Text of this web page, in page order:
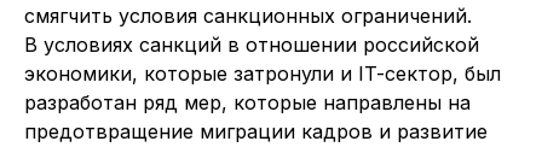
смягчить условия санкционных ограничений.
В условиях санкций в отношении российской
экономики, которые затронули и IT-cектор, был
разработан ряд мер, которые направлены на
предотвращение миграции кадров и развитие